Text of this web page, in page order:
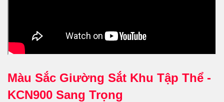
Màu Sắc Giường Sắt Khu Tập Thể -
KCN900 Sang Trọng